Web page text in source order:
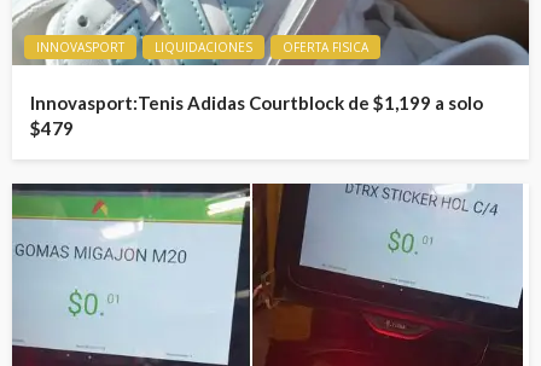
INNOVASPORT LIQUIDACIONES OFERTA FISICA
Innovasport:Tenis Adidas Courtblock de $1,199 a solo
$479